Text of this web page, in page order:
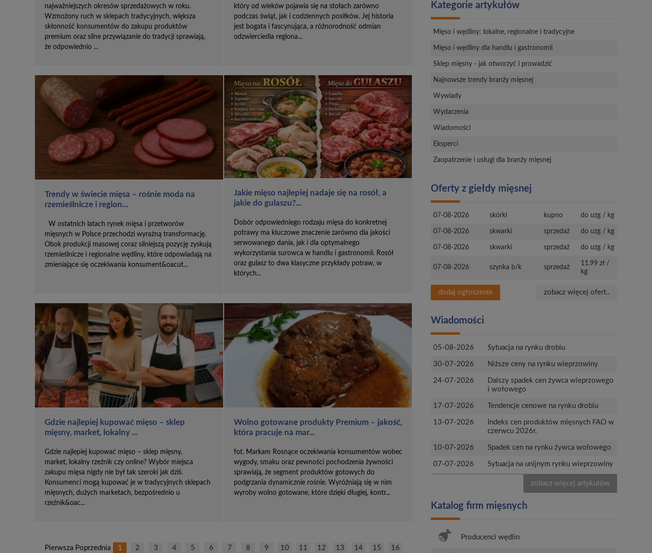
najważniejszych okresów sprzedażowych w roku.
Wzmożony ruch w sklepach tradycyjnych, większa
skłonność konsumentów do zakupu produktów
premium oraz silne przywiązanie do tradycji sprawiają,
że odpowiednio ...
który od wieków pojawia się na stołach zarówno
podczas świąt, jak i codziennych posiłków. Jej historia
jest bogata i fascynująca, a różnorodność odmian
odzwierciedla regiona...
Trendy w świecie mięsa – rośnie moda na
rzemieślnicze i region...
W ostatnich latach rynek mięsa i przetworów
mięsnych w Polsce przechodzi wyraźną transformację.
Obok produkcji masowej coraz silniejszą pozycję zyskują
rzemieślnicze i regionalne wędliny, które odpowiadają na
zmieniające się oczekiwania konsument&oacut...
Jakie mięso najlepiej nadaje się na rosół, a
jakie do gulaszu?...
Dobór odpowiedniego rodzaju mięsa do konkretnej
potrawy ma kluczowe znaczenie zarówno dla jakości
serwowanego dania, jak i dla optymalnego
wykorzystania surowca w handlu i gastronomii. Rosół
oraz gulasz to dwa klasyczne przykłady potraw, w
których...
Gdzie najlepiej kupować mięso – sklep
mięsny, market, lokalny ...
Gdzie najlepiej kupować mięso – sklep mięsny,
market, lokalny rzeźnik czy online? Wybór miejsca
zakupu mięsa nigdy nie był tak szeroki jak dziś.
Konsumenci mogą kupować je w tradycyjnych sklepach
mięsnych, dużych marketach, bezpośrednio u
rzeźnik&oac...
Wolno gotowane produkty Premium – jakość,
która pracuje na mar...
fot. Markam Rosnące oczekiwania konsumentów wobec
wygody, smaku oraz pewności pochodzenia żywności
sprawiają, że segment produktów gotowych do
podgrzania dynamicznie rośnie. Wyróżniają się w nim
wyroby wolno gotowane, które dzięki długiej, kontr...
Pierwsza Poprzednia 1 2 3 4 5 6 7 8 9 10 11 12 13 14 15
16
Kategorie artykułów
Mięso i wędliny: lokalne, regionalne i tradycyjne
Mięso i wędliny dla handlu i gastronomii
Sklep mięsny - jak otworzyć i prowadzić
Najnowsze trendy branży mięsnej
Wywiady
Wydarzenia
Wiadomości
Eksperci
Zaopatrzenie i usługi dla branży mięsnej
Oferty z giełdy mięsnej
07-08-2026 skórki kupno do uzg / kg
07-08-2026 skwarki sprzedaż do uzg / kg
07-08-2026 skwarki sprzedaż do uzg / kg
07-08-2026 szynka b/k sprzedaż
11.99 zł /
kg
dodaj ogłoszenie zobacz więcej ofert..
Wiadomości
05-08-2026 Sytuacja na rynku drobiu
30-07-2026 Niższe ceny na rynku wieprzowiny
24-07-2026
Dalszy spadek cen żywca wieprzowego
i wołowego
17-07-2026 Tendencje cenowe na rynku drobiu
13-07-2026
Indeks cen produktów mięsnych FAO w
czerwcu 2026r.
10-07-2026 Spadek cen na rynku żywca wołowego
07-07-2026 Sytuacja na unijnym rynku wieprzowiny
zobacz więcej artykułów
Katalog firm mięsnych
Producenci wędlin